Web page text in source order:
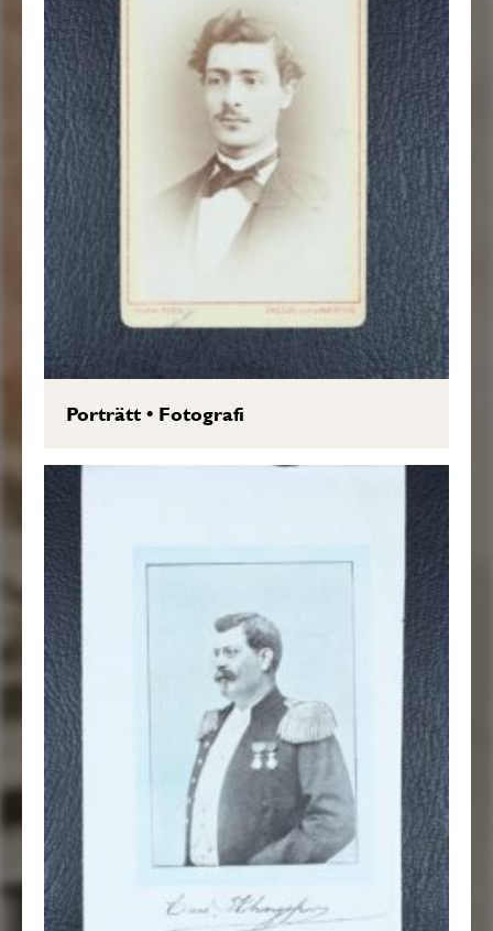
Porträtt• Fotografi